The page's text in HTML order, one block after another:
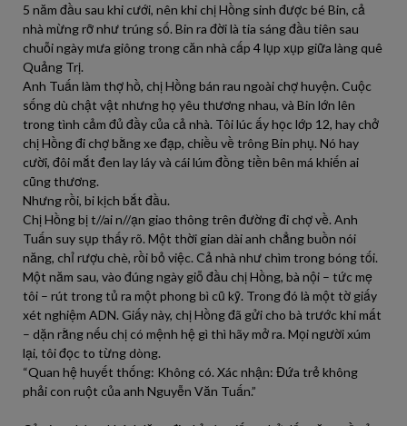
5 năm đầu sau khi cưới, nên khi chị Hồng sinh được bé Bin, cả
nhà mừng rỡ như trúng số. Bin ra đời là tia sáng đầu tiên sau
chuỗi ngày mưa giông trong căn nhà cấp 4 lụp xụp giữa làng quê
Quảng Trị.
Anh Tuấn làm thợ hồ, chị Hồng bán rau ngoài chợ huyện. Cuộc
sống dù chật vật nhưng họ yêu thương nhau, và Bin lớn lên
trong tình cảm đủ đầy của cả nhà. Tôi lúc ấy học lớp 12, hay chở
chị Hồng đi chợ bằng xe đạp, chiều về trông Bin phụ. Nó hay
cười, đôi mắt đen lay láy và cái lúm đồng tiền bên má khiến ai
cũng thương.
Nhưng rồi, bi kịch bắt đầu.
Chị Hồng bị t//ai n//ạn giao thông trên đường đi chợ về. Anh
Tuấn suy sụp thấy rõ. Một thời gian dài anh chẳng buồn nói
năng, chỉ rượu chè, rồi bỏ việc. Cả nhà như chìm trong bóng tối.
Một năm sau, vào đúng ngày giỗ đầu chị Hồng, bà nội – tức mẹ
tôi – rút trong tủ ra một phong bì cũ kỹ. Trong đó là một tờ giấy
xét nghiệm ADN. Giấy này, chị Hồng đã gửi cho bà trước khi mất
– dặn rằng nếu chị có mệnh hệ gì thì hãy mở ra. Mọi người xúm
lại, tôi đọc to từng dòng.
“Quan hệ huyết thống: Không có. Xác nhận: Đứa trẻ không
phải con ruột của anh Nguyễn Văn Tuấn.”